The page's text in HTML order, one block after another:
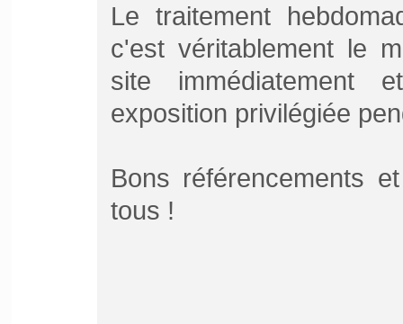
Le traitement
c'est véritablement le
site immédiatement
exposition privilégiée
Bons référencements
tous !